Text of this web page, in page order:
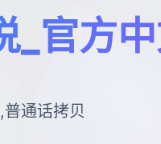
_官方
通话拷贝